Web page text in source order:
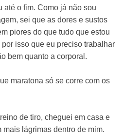
até o fim. Como já não sou
sei que as dores e sustos
piores do que tudo que estou
isso que eu preciso trabalhar
bem quanto a corporal.
maratona só se corre com os
de tiro, cheguei em casa e
lágrimas dentro de mim.